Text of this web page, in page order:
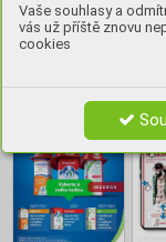
Vaše souhlasy a
vás už příště znovu
cookies